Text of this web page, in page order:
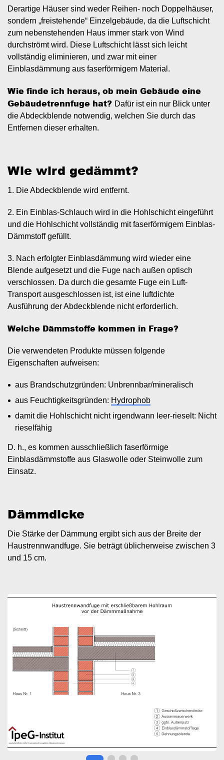
Derartige Häuser sind weder Reihen- noch Doppelhäuser,
sondern „freistehende“ Einzelgebäude, da die Luftschicht
zum nebenstehenden Haus immer stark von Wind
durchströmt wird. Diese Luftschicht lässt sich leicht
vollständig eliminieren, und zwar mit einer
Einblasdämmung aus faserförmigem Material.
Wie finde ich heraus, ob mein Gebäude eine
Gebäudetrennfuge hat? Dafür ist ein nur Blick unter
die Abdeckblende notwendig, welchen Sie durch das
Entfernen dieser erhalten.
Wie wird gedämmt?
1. Die Abdeckblende wird entfernt.
2. Ein Einblas-Schlauch wird in die Hohlschicht eingeführt
und die Hohlschicht vollständig mit faserförmigem Einblas-
Dämmstoff gefüllt.
3. Nach erfolgter Einblasdämmung wird wieder eine
Blende aufgesetzt und die Fuge nach außen optisch
verschlossen. Da durch die gesamte Fuge ein Luft-
Transport ausgeschlossen ist, ist eine luftdichte
Ausführung der Abdeckblende nicht erforderlich.
Welche Dämmstoffe kommen in Frage?
Die verwendeten Produkte müssen folgende
Eigenschaften aufweisen:
aus Brandschutzgründen: Unbrennbar/mineralisch
aus Feuchtigkeitsgründen: Hydrophob
damit die Hohlschicht nicht irgendwann leer-rieselt: Nicht
rieselfähig
D. h., es kommen ausschließlich faserförmige
Einblasdämmstoffe aus Glaswolle oder Steinwolle zum
Einsatz.
Dämmdicke
Die Stärke der Dämmung ergibt sich aus der Breite der
Haustrennwandfuge. Sie beträgt üblicherweise zwischen 3
und 15 cm.
Image